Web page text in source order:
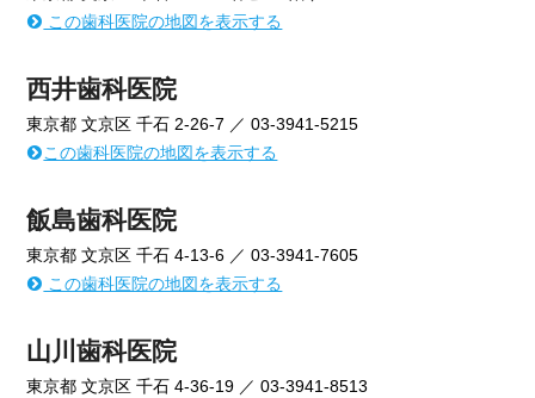
この歯科医院の地図を表示する
西井歯科医院
東京都 文京区 千石 2-26-7 ／ 03-3941-5215
この歯科医院の地図を表示する
飯島歯科医院
東京都 文京区 千石 4-13-6 ／ 03-3941-7605
この歯科医院の地図を表示する
山川歯科医院
東京都 文京区 千石 4-36-19 ／ 03-3941-8513